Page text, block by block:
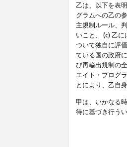
乙は、以下を表
グラムへの乙の
主規制ルール、
いこと、 (c) 乙
ついて独自に評
ている国の政府
び再輸出規制の
エイト・プログ
とにより、乙自
甲は、いかなる
待に基づき行う